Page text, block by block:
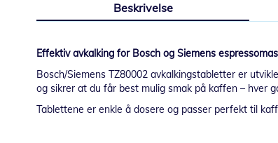
av
Beskrivelse
Effektiv avkalking for Bosch og Siemens
Bosch/Siemens TZ80002 avkalkingstabletter er
og sikrer at du får best mulig smak på kaffen – hver
Tablettene er enkle å dosere og passer perfekt til